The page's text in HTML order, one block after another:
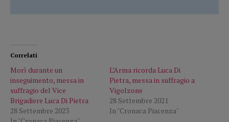
Correlati
Morì durante un
inseguimento, messa in
suffragio del Vice
Brigadiere Luca Di Pietra
28 Settembre 2023
L’Arma ricorda Luca Di
Pietra, messa in suffragio a
Vigolzone
28 Settembre 2021
In "Cronaca Piacenza"